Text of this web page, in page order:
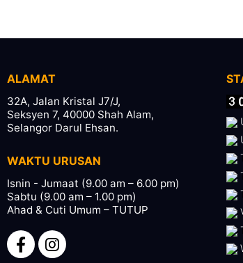
ALAMAT
32A, Jalan Kristal J7/J,
Seksyen 7, 40000 Shah Alam,
Selangor Darul Ehsan.
WAKTU URUSAN
Isnin - Jumaat (9.00 am – 6.00 pm)
Sabtu (9.00 am – 1.00 pm)
Ahad & Cuti Umum – TUTUP